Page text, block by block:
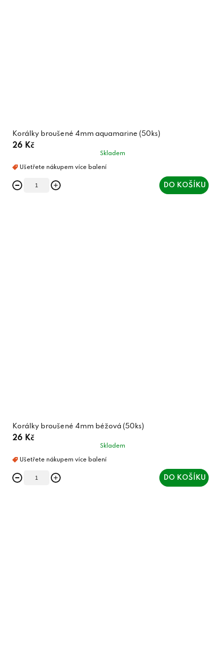
Korálky broušené 4mm aquamarine (50ks)
26 Kč
Skladem
DO KOŠÍKU
Korálky broušené 4mm béžová (50ks)
26 Kč
Skladem
DO KOŠÍKU